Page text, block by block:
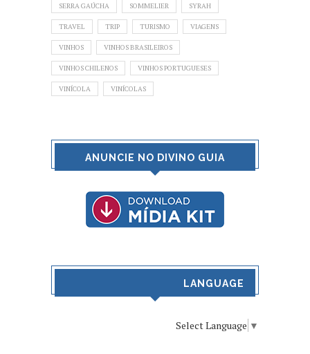
SERRA GAÚCHA SOMMELIER SYRAH
TRAVEL TRIP TURISMO VIAGENS
VINHOS VINHOS BRASILEIROS
VINHOS CHILENOS VINHOS PORTUGUESES
VINÍCOLA VINÍCOLAS
ANUNCIE NO DIVINO GUIA
LANGUAGE
Select Language ▼